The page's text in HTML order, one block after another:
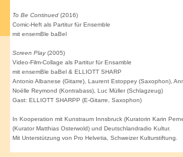
To Be Continued (2016)
Comic-Heft als Partitur für Ensemble
mit ensemBle baBel
Screen Play(2005)
Video-Film-Collage als Partitur für Ensamble
mit ensemBle baBel & ELLIOTT SHARP
Antonio Albanese (Gitarre), Laurent Estoppey (Saxophon),
Noëlle Reymond (Kontrabass), Luc Müller (Schlagzeug)
Gast: ELLIOTT SHARPP (E-Gitarre, Saxophon)
In Kooperation mit Kunstraum Innsbruck (Kuratorin Karin
(Kurator Matthias Osterwold) und Deutschlandradio Kultur.
Mit Unterstützung von Pro Helvetia, Schweizer Kulturstiftung.